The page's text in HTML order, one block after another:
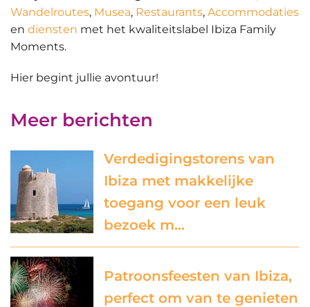
Wandelroutes, Musea, Restaurants, Accommodaties
en diensten met het kwaliteitslabel Ibiza Family
Moments.
Hier begint jullie avontuur!
Meer berichten
Verdedigingstorens van
Ibiza met makkelijke
toegang voor een leuk
bezoek m…
Patroonsfeesten van Ibiza,
perfect om van te genieten